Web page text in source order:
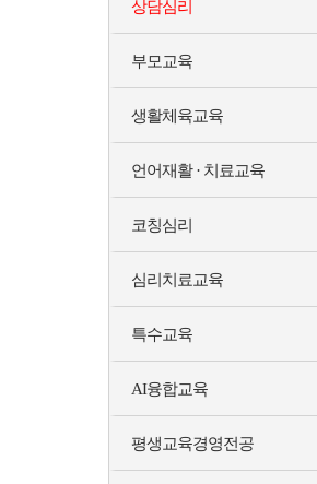
상담심리
부모교육
생활체육교육
언어재활 · 치료교육
코칭심리
심리치료교육
특수교육
AI융합교육
평생교육경영전공